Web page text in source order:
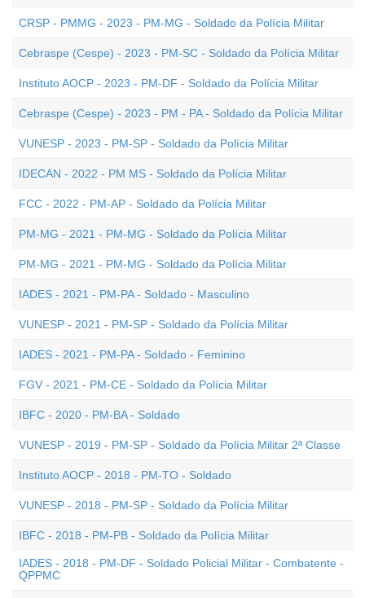
CRSP - PMMG - 2023 - PM-MG - Soldado da Polícia Militar
Cebraspe (Cespe) - 2023 - PM-SC - Soldado da Polícia Militar
Instituto AOCP - 2023 - PM-DF - Soldado da Polícia Militar
Cebraspe (Cespe) - 2023 - PM - PA - Soldado da Polícia Militar
VUNESP - 2023 - PM-SP - Soldado da Polícia Militar
IDECAN - 2022 - PM MS - Soldado da Polícia Militar
FCC - 2022 - PM-AP - Soldado da Polícia Militar
PM-MG - 2021 - PM-MG - Soldado da Polícia Militar
PM-MG - 2021 - PM-MG - Soldado da Polícia Militar
IADES - 2021 - PM-PA - Soldado - Masculino
VUNESP - 2021 - PM-SP - Soldado da Polícia Militar
IADES - 2021 - PM-PA - Soldado - Feminino
FGV - 2021 - PM-CE - Soldado da Polícia Militar
IBFC - 2020 - PM-BA - Soldado
VUNESP - 2019 - PM-SP - Soldado da Polícia Militar 2ª Classe
Instituto AOCP - 2018 - PM-TO - Soldado
VUNESP - 2018 - PM-SP - Soldado da Polícia Militar
IBFC - 2018 - PM-PB - Soldado da Polícia Militar
IADES - 2018 - PM-DF - Soldado Policial Militar - Combatente -
QPPMC